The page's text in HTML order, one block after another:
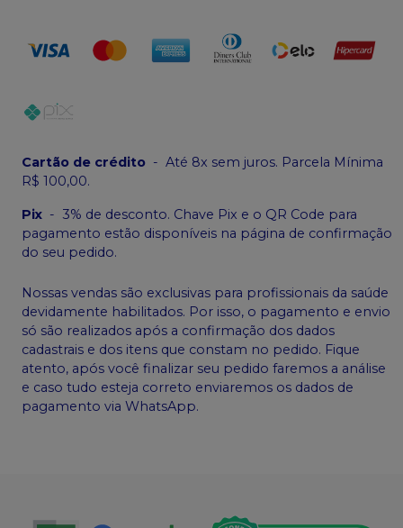
Cartão de crédito - Até 8x sem juros. Parcela Mínima
R$ 100,00.
Pix - 3% de desconto. Chave Pix e o QR Code para
pagamento estão disponíveis na página de confirmação
do seu pedido.
Nossas vendas são exclusivas para profissionais da saúde
devidamente habilitados. Por isso, o pagamento e envio
só são realizados após a confirmação dos dados
cadastrais e dos itens que constam no pedido. Fique
atento, após você finalizar seu pedido faremos a análise
e caso tudo esteja correto enviaremos os dados de
pagamento via WhatsApp.